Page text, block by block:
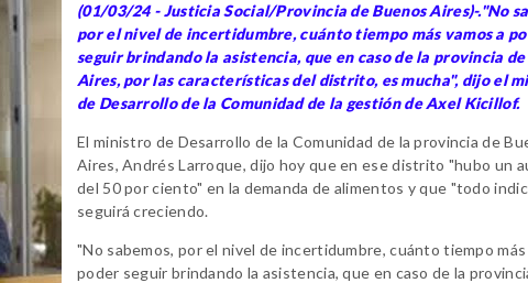
(01/03/24 - Justicia Social/Provincia de Buenos Aires)-."No
por el nivel de incertidumbre, cuánto tiempo más vamos a
seguir brindando la asistencia, que en caso de la provincia de
Aires, por las características del distrito, es mucha", dijo el
de Desarrollo de la Comunidad de la gestión de Axel Kicillof.
El ministro de Desarrollo de la Comunidad de la provincia de
Aires, Andrés Larroque, dijo hoy que en ese distrito "hubo un
del 50 por ciento" en la demanda de alimentos y que "todo
seguirá creciendo.
"No sabemos, por el nivel de incertidumbre, cuánto tiempo más
poder seguir brindando la asistencia, que en caso de la